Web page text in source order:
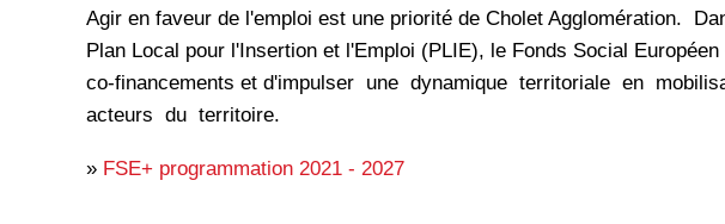
Agir en faveur de l'emploi est une priorité de Cholet Agglomération.
Plan Local pour l'Insertion et l'Emploi (PLIE), le Fonds Social
co-financements et d'impulser une dynamique territoriale en
acteurs du territoire.
» FSE+ programmation 2021 - 2027